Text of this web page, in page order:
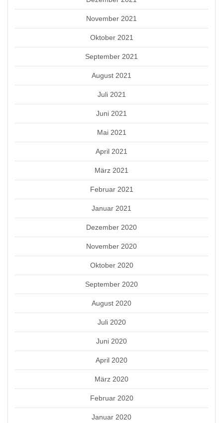
November 2021
Oktober 2021
September 2021
August 2021
Juli 2021
Juni 2021
Mai 2021
April 2021
März 2021
Februar 2021
Januar 2021
Dezember 2020
November 2020
Oktober 2020
September 2020
August 2020
Juli 2020
Juni 2020
April 2020
März 2020
Februar 2020
Januar 2020